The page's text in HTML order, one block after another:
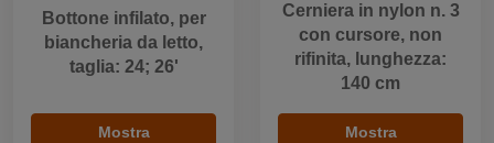
Bottone infilato, per
biancheria da letto,
taglia: 24; 26'
Mostra
Cerniera in nylon n. 3
con cursore, non
rifinita, lunghezza:
140 cm
Mostra